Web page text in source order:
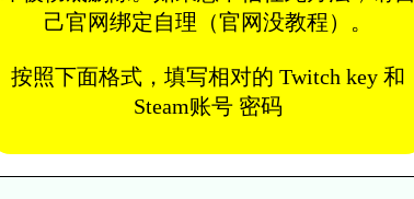
己官网绑定自理（官网没教程）。
按照下面格式，填写相对的 Twitch key 和
Steam账号 密码